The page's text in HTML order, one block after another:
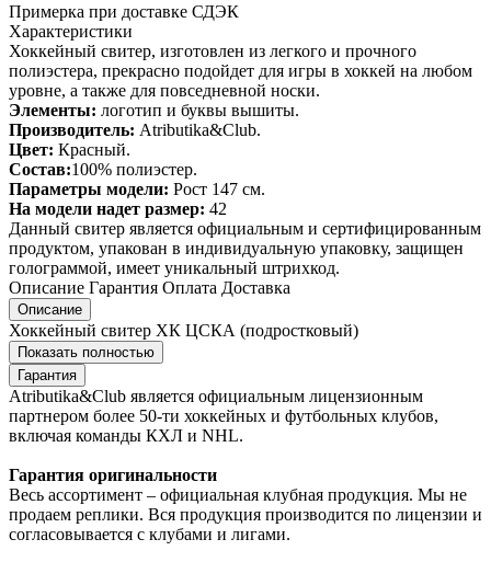
Примерка при доставке СДЭК
Характеристики
Хоккейный свитер, изготовлен из легкого и прочного
полиэстера, прекрасно подойдет для игры в хоккей на любом
уровне, а также для повседневной носки.
Элементы: логотип и буквы вышиты.
Производитель: Atributika&Club.
Цвет: Красный.
Состав:100% полиэстер.
Параметры модели: Рост 147 см.
На модели надет размер: 42
Данный свитер является официальным и сертифицированным
продуктом, упакован в индивидуальную упаковку, защищен
голограммой, имеет уникальный штрихкод.
Описание Гарантия Оплата Доставка
Описание
Хоккейный свитер ХК ЦСКА (подростковый)
Показать полностью
Гарантия
Atributika&Club является официальным лицензионным
партнером более 50-ти хоккейных и футбольных клубов,
включая команды КХЛ и NHL.
Гарантия оригинальности
Весь ассортимент – официальная клубная продукция. Мы не
продаем реплики. Вся продукция производится по лицензии и
согласовывается с клубами и лигами.